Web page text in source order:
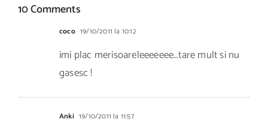
10 Comments
coco 19/10/2011 la 10:12
imi plac merisoareleeeeeee…tare mult si nu
gasesc !
Anki 19/10/2011 la 11:57